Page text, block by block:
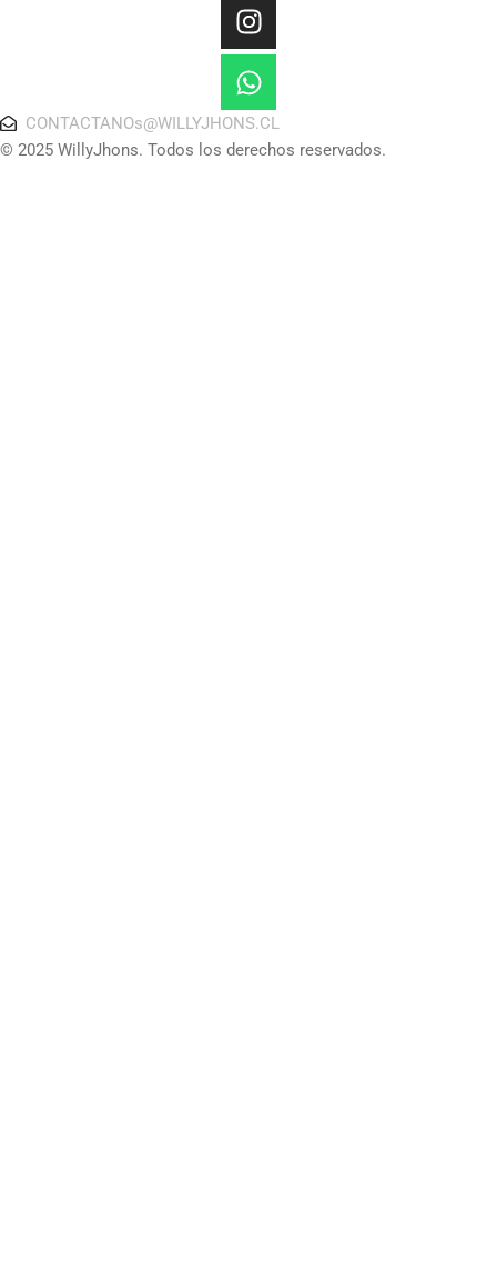
CONTACTANOs@WILLYJHONS.CL
© 2025 WillyJhons. Todos los derechos reservados.